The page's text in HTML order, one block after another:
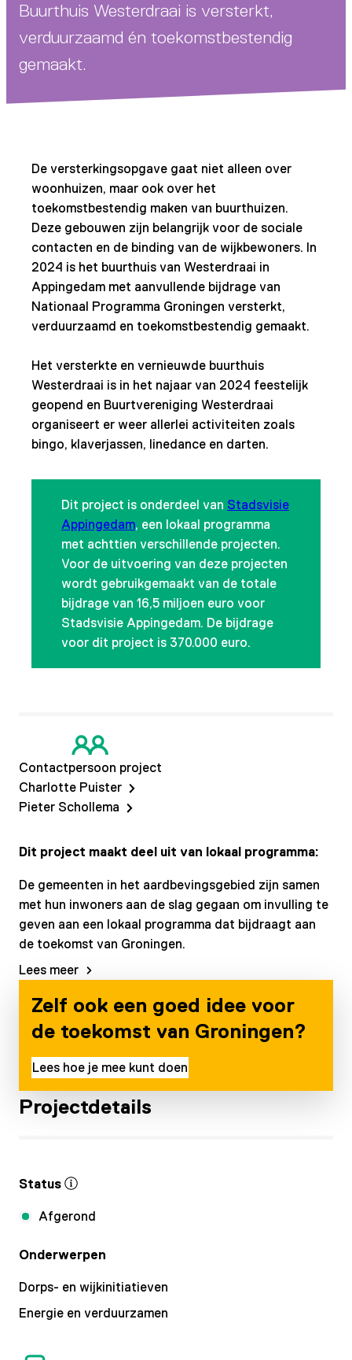
Buurthuis Westerdraai is versterkt,
verduurzaamd én toekomstbestendig
gemaakt.
De versterkingsopgave gaat niet alleen over
woonhuizen, maar ook over het
toekomstbestendig maken van buurthuizen.
Deze gebouwen zijn belangrijk voor de sociale
contacten en de binding van de wijkbewoners. In
2024 is het buurthuis van Westerdraai in
Appingedam met aanvullende bijdrage van
Nationaal Programma Groningen versterkt,
verduurzaamd en toekomstbestendig gemaakt.
Het versterkte en vernieuwde buurthuis
Westerdraai is in het najaar van 2024 feestelijk
geopend en Buurtvereniging Westerdraai
organiseert er weer allerlei activiteiten zoals
bingo, klaverjassen, linedance en darten.
Dit project is onderdeel van Stadsvisie
Appingedam, een lokaal programma
met achttien verschillende projecten.
Voor de uitvoering van deze projecten
wordt gebruikgemaakt van de totale
bijdrage van 16,5 miljoen euro voor
Stadsvisie Appingedam. De bijdrage
voor dit project is 370.000 euro.
Contactpersoon project
Charlotte Puister
Pieter Schollema
Dit project maakt deel uit van lokaal programma:
De gemeenten in het aardbevingsgebied zijn samen
met hun inwoners aan de slag gegaan om invulling te
geven aan een lokaal programma dat bijdraagt aan
de toekomst van Groningen.
Lees meer
Zelf ook een goed idee voor
de toekomst van Groningen?
Lees hoe je mee kunt doen
Projectdetails
Status
Afgerond
Onderwerpen
Dorps- en wijkinitiatieven
Energie en verduurzamen